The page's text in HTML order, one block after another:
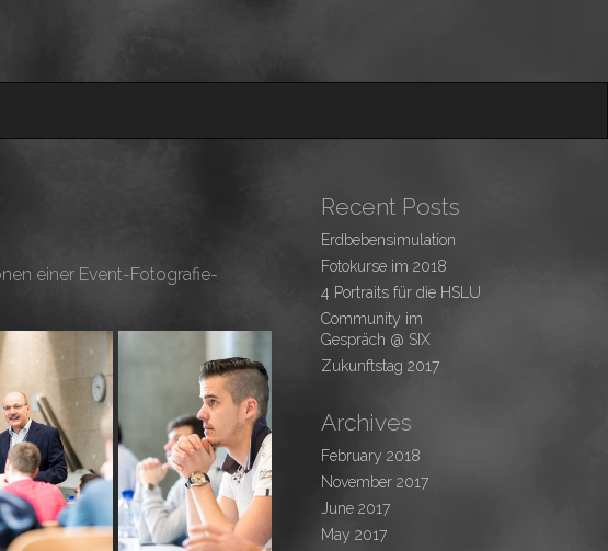
einer Event-Fotografie-
Recent Posts
Erdbebensimulation
Fotokurse im 2018
4 Portraits für die HSLU
Community im
Gespräch @ SIX
Zukunftstag 2017
Archives
February 2018
November 2017
June 2017
May 2017